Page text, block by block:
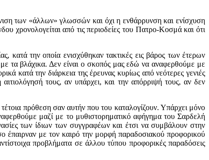
των «άλλων» γλωσσών και όχι η ενθάρρυνση και ενίσχυση
χρονολογείται από τις περιοδείες του Πατρο-Κοσμά και ότι
κατά την οποία ενισχύθηκαν τακτικές εις βάρος των έτερων
τα βλάχικα. Δεν είναι ο σκοπός μας εδώ να αναφερθούμε με
κατά την διάρκεια της έρευνας κυρίως από νεότερες γενιές
τους, αν υπάρχει, και την απόρριψή τους, αν δεν
πρόθεση σαν αυτήν που του καταλογίζουν. Υπάρχει μόνο
μαζί με το μυθιστορηματικό αφήγημα του Σαρδελή
των ίδιων των συγγραφέων και έτσι να συμβάλουν στην
με τον καιρό την μορφή παραδοσιακού προφορικού
προβλήματα σε άλλου τύπου προφορικές παραδόσεις